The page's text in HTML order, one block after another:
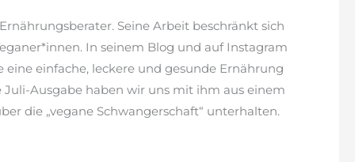
Seine Arbeit beschränkt sich
In seinem Blog und auf Instagram
eine einfache, leckere und gesunde Ernährung
Juli-Ausgabe haben wir uns mit ihm aus einem
die „vegane Schwangerschaft“ unterhalten.